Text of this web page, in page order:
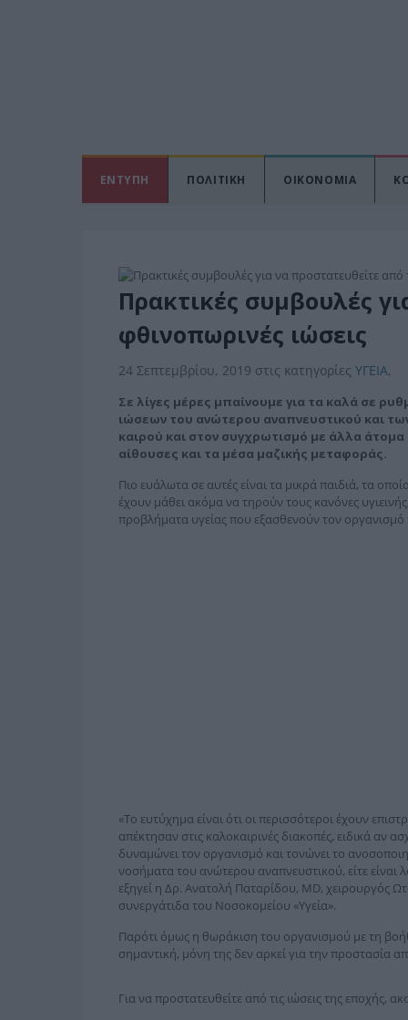
ΕΝΤΥΠΗ ΠΟΛΙΤΙΚΗ ΟΙΚΟΝΟΜΙΑ
Πρακτικές συμβουλές
φθινοπωρινές ιώσεις
24 Σεπτεμβρίου, 2019 στις κατηγορίες ΥΓΕΙΑ,
Σε λίγες μέρες μπαίνουμε για τα καλά σε
ιώσεων του ανώτερου αναπνευστικού και
καιρού και στον συγχρωτισμό με άλλα
αίθουσες και τα μέσα μαζικής μεταφοράς.
Πιο ευάλωτα σε αυτές είναι τα μικρά παιδιά, τα
έχουν μάθει ακόμα να τηρούν τους κανόνες
προβλήματα υγείας που εξασθενούν τον οργανισμό
«Το ευτύχημα είναι ότι οι περισσότεροι έχουν
απέκτησαν στις καλοκαιρινές διακοπές, ειδικά
δυναμώνει τον οργανισμό και τονώνει το
νοσήματα του ανώτερου αναπνευστικού, είτε είναι
εξηγεί η Δρ. Ανατολή Παταρίδου, MD, χειρουργός
συνεργάτιδα του Νοσοκομείου «Υγεία».
Παρότι όμως η θωράκιση του οργανισμού με τη
σημαντική, μόνη της δεν αρκεί για την προστασία
Για να προστατευθείτε από τις ιώσεις της εποχής,